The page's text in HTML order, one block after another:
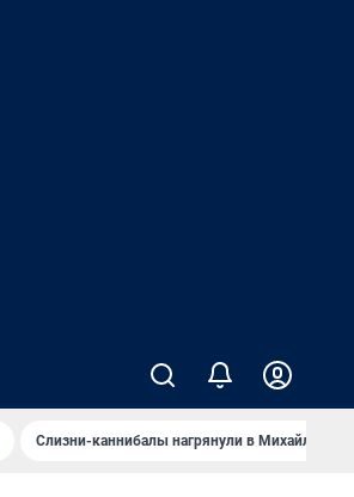
Слизни-каннибалы нагрянули в Михайлов